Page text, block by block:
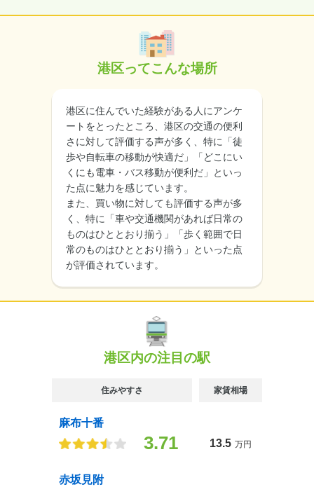
港区ってこんな場所
港区に住んでいた経験がある人にアンケ
ートをとったところ、港区の交通の便利
さに対して評価する声が多く、特に「徒
歩や自転車の移動が快適だ」「どこにい
くにも電車・バス移動が便利だ」といっ
た点に魅力を感じています。
また、買い物に対しても評価する声が多
く、特に「車や交通機関があれば日常の
ものはひととおり揃う」「歩く範囲で日
常のものはひととおり揃う」といった点
が評価されています。
港区内の注目の駅
住みやすさ 家賃相場
麻布十番
3.71 13.5 万円
赤坂見附